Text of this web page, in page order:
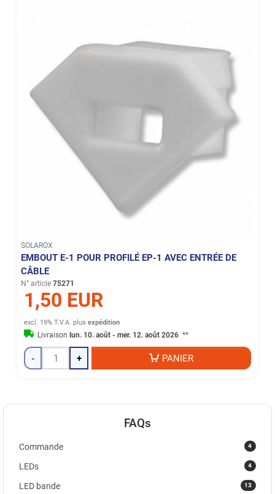
SOLAROX
EMBOUT E-1 POUR PROFILÉ EP-1 AVEC ENTRÉE DE
CÂBLE
N° article 75271
1,50 EUR
excl. 19% T.V.A. plusexpédition
Livraisonlun. 10. août - mer. 12. août 2026 **
- + PANIER
FAQs
4
Commande
4
LEDs
13
LED bande